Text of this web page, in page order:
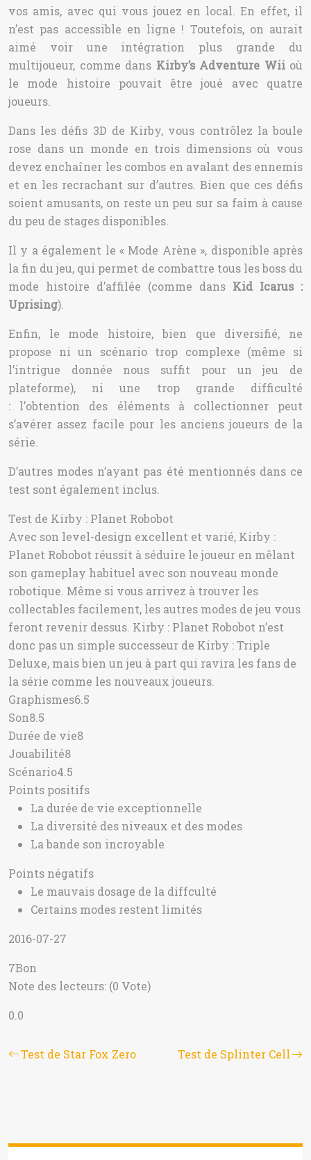
vos amis, avec qui vous jouez en local. En effet, il
n’est pas accessible en ligne ! Toutefois, on aurait
aimé voir une intégration plus grande du
multijoueur, comme dans Kirby’s Adventure Wiioù
le mode histoire pouvait être joué avec quatre
joueurs.
Dans les défis 3D de Kirby, vous contrôlez la boule
rose dans un monde en trois dimensions où vous
devez enchaîner les combos en avalant des ennemis
et en les recrachant sur d’autres. Bien que ces défis
soient amusants, on reste un peu sur sa faim à cause
du peu de stages disponibles.
Il y a également le « Mode Arène », disponible après
la fin du jeu, qui permet de combattre tous les boss du
mode histoire d’affilée (comme dans Kid Icarus :
Uprising).
Enfin, le mode histoire, bien que diversifié, ne
propose ni un scénario trop complexe (même si
l’intrigue donnée nous suffit pour un jeu de
plateforme), ni une trop grande difficulté
: l’obtention des éléments à collectionner peut
s’avérer assez facile pour les anciens joueurs de la
série.
D’autres modes n’ayant pas été mentionnés dans ce
test sont également inclus.
Test de Kirby : Planet Robobot
Avec son level-design excellent et varié, Kirby :
Planet Robobot réussit à séduire le joueur en mêlant
son gameplay habituel avec son nouveau monde
robotique. Même si vous arrivez à trouver les
collectables facilement, les autres modes de jeu vous
feront revenir dessus. Kirby : Planet Robobot n’est
donc pas un simple successeur de Kirby : Triple
Deluxe, mais bien un jeu à part qui ravira les fans de
la série comme les nouveaux joueurs.
Graphismes6.5
Son8.5
Durée de vie8
Jouabilité8
Scénario4.5
Points positifs
La durée de vie exceptionnelle
La diversité des niveaux et des modes
La bande son incroyable
Points négatifs
Le mauvais dosage de la diffculté
Certains modes restent limités
2016-07-27
7Bon
Note des lecteurs: (0 Vote)
0.0
Test de Star Fox Zero Test de Splinter Cell